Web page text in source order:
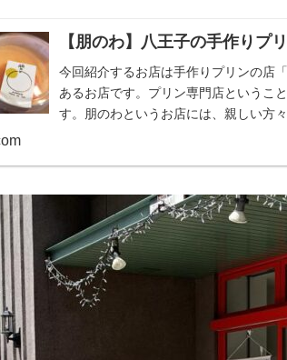
【朋のわ】八王子の手作りプ
今回紹介するお店は手作りプリンの店
あるお店です。プリン専門店というこ
す。朋のわというお店には、親しい方